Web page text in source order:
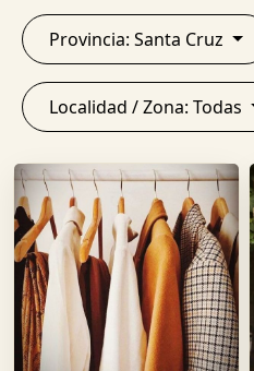
Provincia: Santa Cruz
Localidad / Zona: Todas